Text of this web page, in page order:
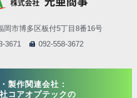
岡市博多区板付5丁目8番16号
3671
092-558-3672
製作関連会社：
コアオプテックの